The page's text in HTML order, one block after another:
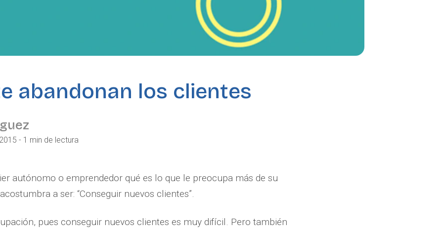
abandonan los clientes
- 1 min de lectura
autónomo o emprendedor qué es lo que le preocupa más de su
a ser: “Conseguir nuevos clientes”.
pues conseguir nuevos clientes es muy difícil. Pero también